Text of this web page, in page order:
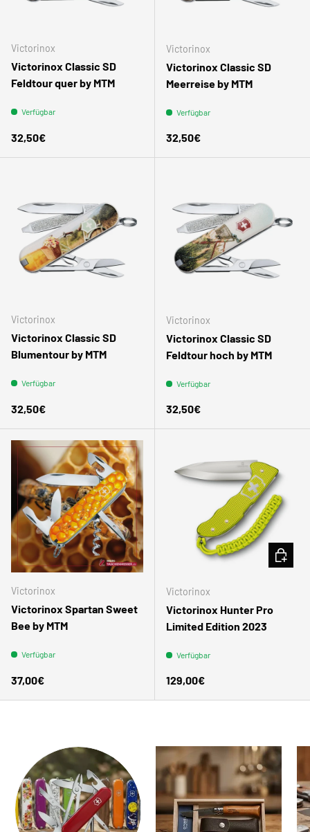
Victorinox
Victorinox Classic SD
Feldtour quer by MTM
Verfügbar
Normaler Preis
32,50€
Victorinox
Victorinox Classic SD
Meerreise by MTM
Verfügbar
Normaler Preis
32,50€
Victorinox
Victorinox Classic SD
Blumentour by MTM
Verfügbar
Normaler Preis
32,50€
Victorinox
Victorinox Classic SD
Feldtour hoch by MTM
Verfügbar
Normaler Preis
32,50€
Victorinox
Victorinox Spartan Sweet
Bee by MTM
Verfügbar
Normaler Preis
37,00€
Victorinox
Victorinox Hunter Pro
Limited Edition 2023
Verfügbar
Normaler Preis
129,00€
IN DEN